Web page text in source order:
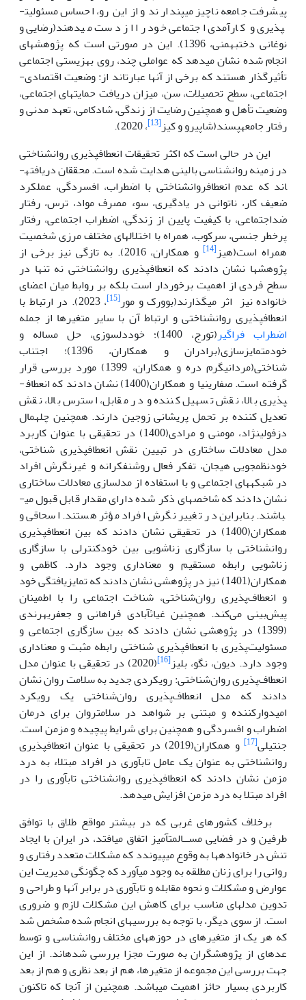
پیشرفت جامعه ناچیز می­پندارند و از این رو، احساس مسئولیت­
پذیری و کارآمدی اجتماعی خود را از دست می­دهند(رضایی و
نوغانی دخت­بهمنی، 1396). این در صورتی است که پژوهش­های
انجام شده نشان می­دهد که عواملی چند، روی بهزیستی اجتماعی
تأثیرگذار هستند که برخی از آنها عبارت­اند از: وضعیت اقتصادی-
اجتماعی، سطح تحصیلات، سن، میزان دریافت حمایت­های اجتماعی،
وضعیت تأهل و همچنین رضایت از زندگی، شادکامی، تعهد مدنی و
رفتار جامعه­پسند(شاپیرو و کیز[13]
، 2020).
این در حالی است که اکثر تحقیقات انعطاف­پذیری روانشناختی
در زمینه روانشناسی بالینی هدایت شده است. محققان دریافته­
اند که عدم انعطاف­روانشناختی با اضطراب، افسردگی، عملکرد
ضعیف کار، ناتوانی در یادگیری، سوء مصرف مواد، ترس، رفتار
ضداجتماعی، با کیفیت پایین از زندگی، اضطراب اجتماعی، رفتار
پرخطر جنسی، سرکوب، همراه با اختلال­­های مختلف مرزی شخصیت
همراه است(هیز[14]
و همکاران، 2016). به تازگی نیز برخی از
پژوهش­ها نشان دادند که انعطاف­پذیری روانشناختی نه تنها در
سطح فردی از اهمیت برخوردار است بلکه بر روابط میان اعضای
خانواده نیز اثر می­گذارند(بوورک و مور[15]
، 2023). در ارتباط با
انعطاف­پذیری روانشناختی و ارتباط آن با سایر متغیرها از جمله
اضطراب فراگیر
(تورج، 1400)؛ خوددلسوزی، حل مساله و
خودمتمایزسازی(برادران و همکاران، 1396)؛ اجتناب
شناختی(مردانی­گرم دره و همکاران، 1399) مورد بررسی قرار
گرفته است. صفاری­نیا و همکاران(1400) نشان دادند که انعطاف­
پذیری بالا، نقش تسهیل کننده و در مقابل، استرس بالا، نقش
تعدیل کننده بر تحمل پریشانی زوجین دارند. همچنین چله­مال
دزفولی­نژاد، مومنی و مرادی(1400) در تحقیقی با عنوان کاربرد
مدل معادلات ساختاری در تبیین نقش انعطاف­پذیری شناختی،
خودنظم­جویی هیجان، تفکر فعال روشنفکرانه و غیرنگرش افراد
در شبکه­های اجتماعی و با استفاده از مدل­سازی معادلات ساختاری
نشان دادند که شاخص­های ذکر شده دارای مقدار قابل قبول می­
باشند. بنابراین در تغییر نگرش افراد مؤثر هستند. اسحاقی و
همکاران(1400) در تحقیقی نشان دادند که بین انعطاف­پذیری
روان­شناختی با سازگاری زناشویی بین خودکنترلی با سازگاری
زناشویی رابطه مستقیم و معناداری وجود دارد. کاظمی و
همکاران(1401) نیز در پژوهشی نشان دادند که تمایزیافتگی خود
و انعطاف‌پذیری روان‌شناختی، شناخت اجتماعی را با اطمینان
پیش‌بینی می‌کند. همچنین غیاث­آبادی فراهانی و جعفری­هرندی
(1399) در پژوهشی نشان دادند که بین سازگاری اجتماعی و
مسئولیت‌پذیری با انعطاف‏پذیری شناختی رابطه مثبت و معناداری
وجود دارد. دیون، نگو، بلیز[16]
(2020) در تحقیقی با عنوان مدل
انعطاف‌پذیری روان‌شناختی: رویکردی جدید به سلامت روان نشان
دادند که مدل انعطاف‌پذیری روان‌شناختی یک رویکرد
امیدوارکننده و مبتنی بر شواهد در سلامت­روان برای درمان
اضطراب و افسردگی و همچنین برای شرایط پیچیده و مزمن است.
جنتیلی[17]
و همکاران(2019) در تحقیقی با عنوان انعطاف­پذیری
روانشناختی به عنوان یک عامل تاب­آوری در افراد مبتلاء به درد
مزمن نشان دادند که انعطاف­پذیری روانشناختی تاب­آوری را در
افراد مبتلا به درد مزمن افزایش می­دهد.
برخلاف کشورهای غربی که در بیشتر مواقع طلاق با توافق
طرفین و در فضایی مســالمت­آمیز اتفاق می­افتد، در ایران با ایجاد
تنش در خانواده­ها به وقوع می­پیوندد که مشکلات متعدد رفتاری و
روانی را برای زنان مطلقه به وجود می­آورد که چگونگی مدیریت این
عوارض و مشکلات و نحوه مقابله و تاب­آوری در برابر آنها و طراحی و
تدوین مدل­های مناسب برای کاهش این مشکلات لازم و ضروری
است. از سوی دیگر، با توجه به بررسی­های انجام شده مشخص شد
که هر یک از متغیرهای در حوزه­های مختلف روانشناسی و توسط
عده­ای از پژوهشگران به صورت مجزا بررسی شده­اند. از این
جهت بررسی این مجموعه از متغیرها، هم از بعد نظری و هم از بعد
کاربردی بسیار حائز اهمیت می­باشد. همچنین از آنجا که تاکنون